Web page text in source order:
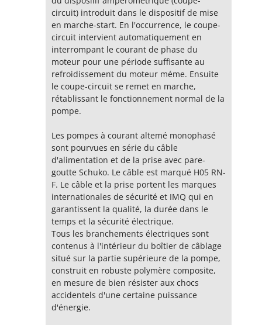
circuit) introduit dans le dispositif de mise
en marche-start. En l'occurrence, le coupe-
circuit intervient automatiquement en
interrompant le courant de phase du
moteur pour une période suffisante au
refroidissement du moteur méme. Ensuite
le coupe-circuit se remet en marche,
rétablissant le fonctionnement normal de la
pompe.
Les pompes à courant altemé monophasé
sont pourvues en série du câble
d'alimentation et de la prise avec pare-
goutte Schuko. Le câble est marqué H05 RN-
F. Le câble et la prise portent les marques
internationales de sécurité et IMQ qui en
garantissent la qualité, la durée dans le
temps et la sécurité électrique.
Tous les branchements électriques sont
contenus à l'intérieur du boîtier de câblage
situé sur la partie supérieure de la pompe,
construit en robuste polymère composite,
en mesure de bien résister aux chocs
accidentels d'une certaine puissance
d'énergie.